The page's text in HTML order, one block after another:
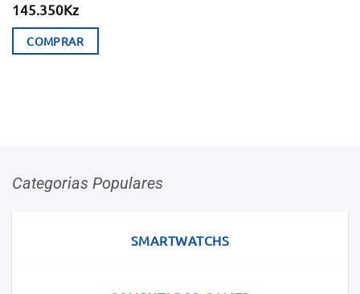
145.350Kz
COMPRAR
Categorias Populares
SMARTWATCHS